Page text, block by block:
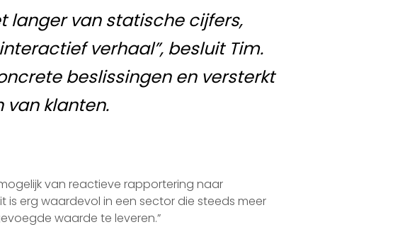
langer van statische cijfers,
verhaal”, besluit Tim.
beslissingen en versterkt
van klanten.
van reactieve rapportering naar
is erg waardevol in een sector die steeds meer
waarde te leveren.”